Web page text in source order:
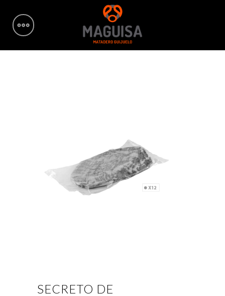
SECRETO DE